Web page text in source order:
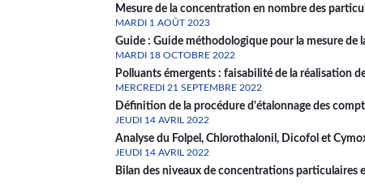
Mesure de la concentration en nombre des
MARDI 1 AOÛT 2023
Guide : Guide méthodologique pour la mesure
MARDI 18 OCTOBRE 2022
Polluants émergents : faisabilité de la réalisation
MERCREDI 21 SEPTEMBRE 2022
Définition de la procédure d'étalonnage des
JEUDI 14 AVRIL 2022
Analyse du Folpel, Chlorothalonil, Dicofol et
JEUDI 14 AVRIL 2022
Bilan des niveaux de concentrations